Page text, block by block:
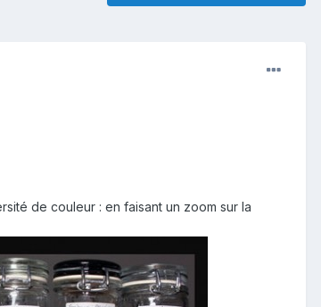
de couleur : en faisant un zoom sur la